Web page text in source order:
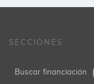
SECCIONES
Buscar financiación